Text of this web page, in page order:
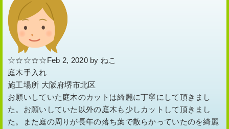
り、病害虫が発生したりすることはお分かりだと思いま
す。そこで当然のことながら、快適な生活環境として庭
を美しく守り育てるためには植木屋や造園屋による適切
な手入れが必要となってきます。今までは植木屋・造園
業者にお願いすることで緑の生活環境が守られていまし
た。しかしながら、昨今は緑に対する関心が高まり郊外
の住宅地はもちろん都市部にもどんどん植物が植えられ
ている現状です。
☆☆☆☆☆Feb 2, 2020 by ねこ
庭木手入れ
施工場所 大阪府堺市北区
お願いしていた庭木のカットは綺麗に丁寧にして頂きまし
た。お願いしていた以外の庭木も少しカットして頂きまし
た。また庭の周りが長年の落ち葉で散らかっていたのを綺麗